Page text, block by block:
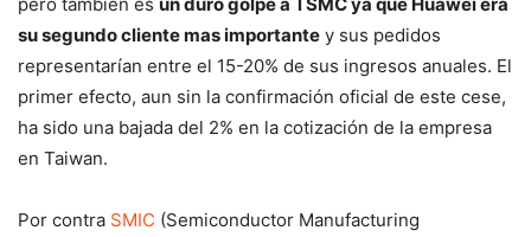
su segundo cliente mas importante y sus pedidos
representarían entre el 15-20% de sus ingresos anuales. El
primer efecto, aun sin la confirmación oficial de este cese,
ha sido una bajada del 2% en la cotización de la empresa
en Taiwan.
Por contra SMIC (Semiconductor Manufacturing